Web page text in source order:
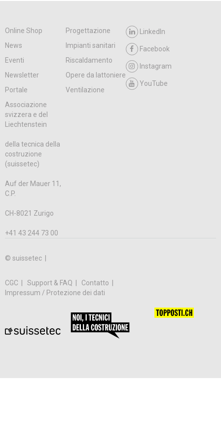
Online Shop
Progettazione
News
Impianti sanitari
Eventi
Riscaldamento
Newsletter
Opere da lattoniere
Portale
Ventilazione
LinkedIn
Facebook
Instagram
YouTube
Associazione
svizzera e del
Liechtenstein
della tecnica della
costruzione
(suissetec)
Auf der Mauer 11,
C.P.
CH-8021 Zurigo
+41 43 244 73 00
© suissetec |
CGC Support & FAQ
Contatto
Impressum / Protezione dei dati